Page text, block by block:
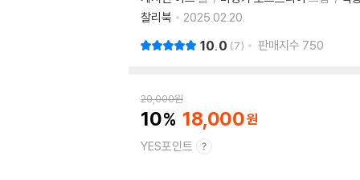
찰리북
2025.02.20.
10.0 7 판매지수 750
20,000원
10 18,000
YES포인트